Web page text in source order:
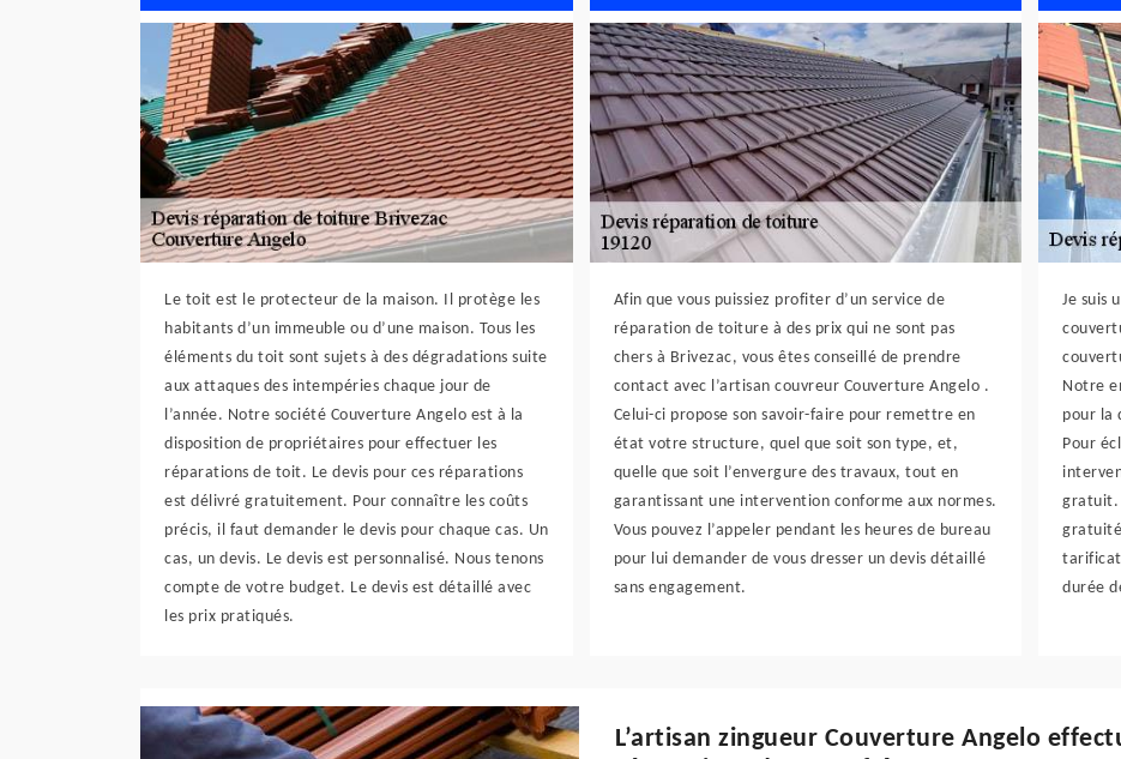
Le toit est le protecteur de la maison. Il protège les
habitants d’un immeuble ou d’une maison. Tous les
éléments du toit sont sujets à des dégradations suite
aux attaques des intempéries chaque jour de
l’année. Notre société Couverture Angelo est à la
disposition de propriétaires pour effectuer les
réparations de toit. Le devis pour ces réparations
est délivré gratuitement. Pour connaître les coûts
précis, il faut demander le devis pour chaque cas. Un
cas, un devis. Le devis est personnalisé. Nous tenons
compte de votre budget. Le devis est détaillé avec
les prix pratiqués.
Afin que vous puissiez profiter d’un service de
réparation de toiture à des prix qui ne sont pas
chers à Brivezac, vous êtes conseillé de prendre
contact avec l’artisan couvreur Couverture Angelo .
Celui-ci propose son savoir-faire pour remettre en
état votre structure, quel que soit son type, et,
quelle que soit l’envergure des travaux, tout en
garantissant une intervention conforme aux normes.
Vous pouvez l’appeler pendant les heures de bureau
pour lui demander de vous dresser un devis détaillé
sans engagement.
Je suis
Notre
pour la
Pour
gratuit.
durée
L’artisan zingueur Couverture Angelo